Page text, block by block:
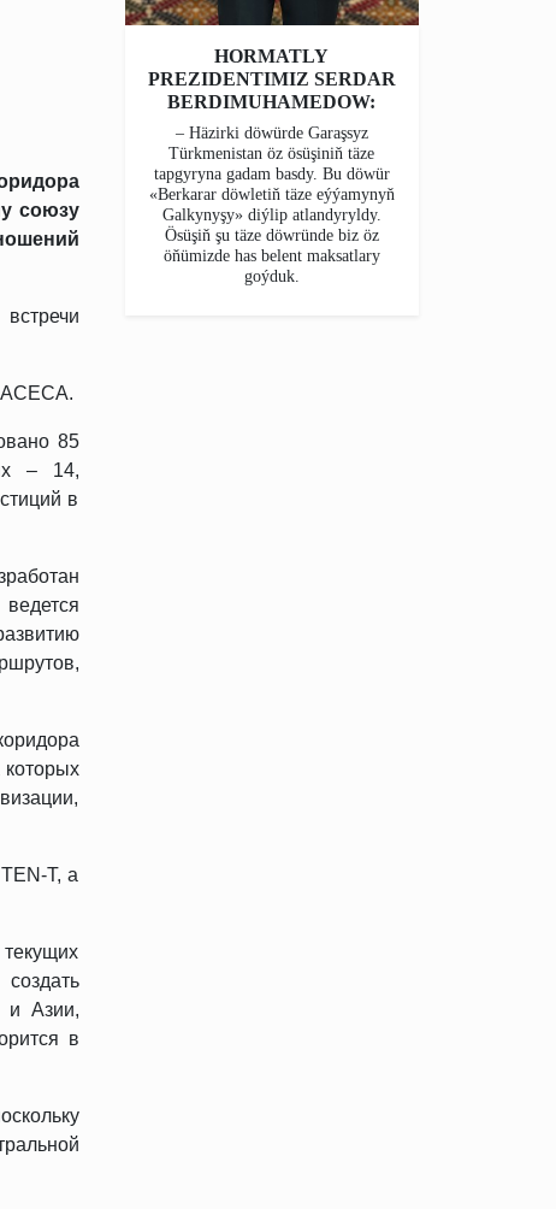
союзу
85
– 14,
в
T, а
и Азии,
в
HORMATLY
PREZIDENTIMIZ SERDAR
BERDIMUHAMEDOW:
– Häzirki döwürde Garaşsyz
Türkmenistan öz ösüşiniň täze
tapgyryna gadam basdy. Bu döwür
«Berkarar döwletiň täze eýýamynyň
Galkynyşy» diýlip atlandyryldy.
Ösüşiň şu täze döwründe biz öz
öňümizde has belent maksatlary
goýduk.